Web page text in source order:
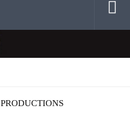
PRODUCTIONS